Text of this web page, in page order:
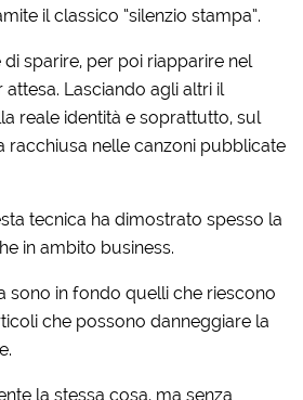
il classico “silenzio stampa”.
di sparire, per poi riapparire nel
Lasciando agli altri il
reale identità e soprattutto, sul
racchiusa nelle canzoni pubblicate
tecnica ha dimostrato spesso la
in ambito business.
sono in fondo quelli che riescono
che possono danneggiare la
la stessa cosa, ma senza